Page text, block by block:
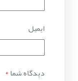
ایمیل
دیدگاه شما*